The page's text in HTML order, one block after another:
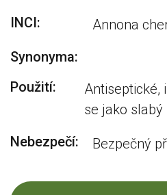
INCI:
Annona
Synonyma:
Použití:
Antiseptické,
se jako slabý
Nebezpečí:
Bezpečný